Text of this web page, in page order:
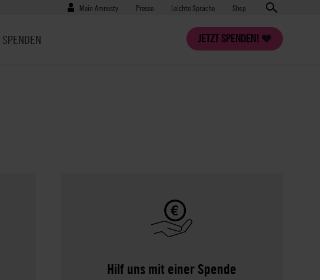
Benutzermenü
Mein Amnesty Presse
Presse Leichte Sprache Shop
JETZT SPENDEN!
SPENDEN
Hilf uns mit einer Spende